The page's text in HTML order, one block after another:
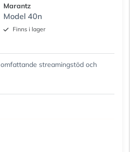
Marantz
Model 40n
Finns i lager
streamingstöd och